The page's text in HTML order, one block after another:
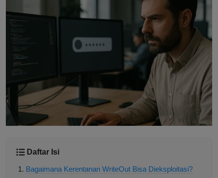
Daftar Isi
Bagaimana Kerentanan WriteOut Bisa Dieksploitasi?